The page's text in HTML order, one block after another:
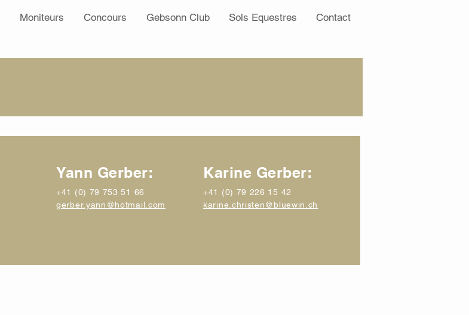
Moniteurs Concours Gebsonn Club Sols Equestres Contact
Yann Gerber:
+41 (0) 79 753 51 66
gerber.yann@hotmail.com
Karine Gerber:
+41 (0) 79 226 15 42
karine.christen@bluewin.ch